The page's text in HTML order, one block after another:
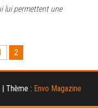
lui permettent une
2
| Thème : Envo Magazine